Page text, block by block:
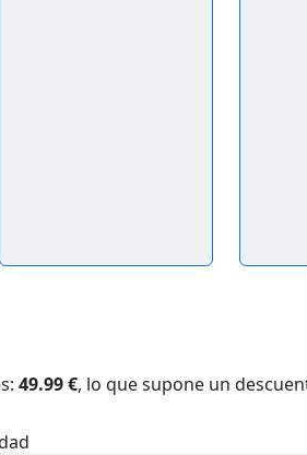
49.99 €, lo que supone un